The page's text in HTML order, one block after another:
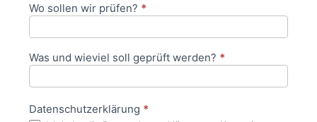
Wo sollen wir prüfen? *
Was und wieviel soll geprüft werden? *
Datenschutzerklärung *